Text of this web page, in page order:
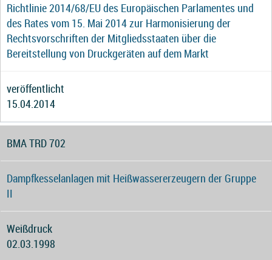
Richtlinie 2014/68/EU des Europäischen Parlamentes und
des Rates vom 15. Mai 2014 zur Harmonisierung der
Rechtsvorschriften der Mitgliedsstaaten über die
Bereitstellung von Druckgeräten auf dem Markt
veröffentlicht
15.04.2014
BMA TRD 702
Dampfkesselanlagen mit Heißwassererzeugern der Gruppe
II
Weißdruck
02.03.1998